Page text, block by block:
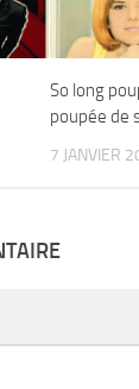
So long
poupée de
7 JANVIER